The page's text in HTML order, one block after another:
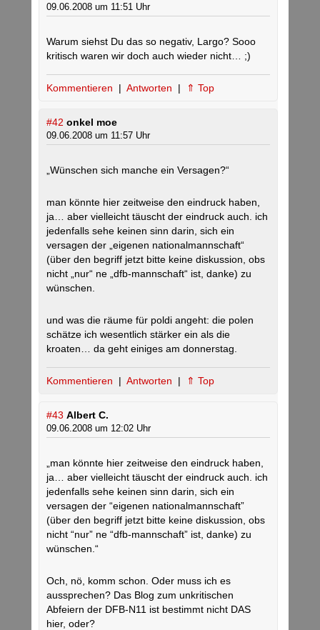
09.06.2008 um 11:51 Uhr
Warum siehst Du das so negativ, Largo? Sooo
kritisch waren wir doch auch wieder nicht… ;)
Kommentieren | Antworten | ⇑ Top
#42 onkel moe
09.06.2008 um 11:57 Uhr
„Wünschen sich manche ein Versagen?“
man könnte hier zeitweise den eindruck haben,
ja… aber vielleicht täuscht der eindruck auch. ich
jedenfalls sehe keinen sinn darin, sich ein
versagen der „eigenen nationalmannschaft“
(über den begriff jetzt bitte keine diskussion, obs
nicht „nur“ ne „dfb-mannschaft“ ist, danke) zu
wünschen.
und was die räume für poldi angeht: die polen
schätze ich wesentlich stärker ein als die
kroaten… da geht einiges am donnerstag.
Kommentieren | Antworten | ⇑ Top
#43 Albert C.
09.06.2008 um 12:02 Uhr
„man könnte hier zeitweise den eindruck haben,
ja… aber vielleicht täuscht der eindruck auch. ich
jedenfalls sehe keinen sinn darin, sich ein
versagen der “eigenen nationalmannschaft”
(über den begriff jetzt bitte keine diskussion, obs
nicht “nur” ne “dfb-mannschaft” ist, danke) zu
wünschen.“
Och, nö, komm schon. Oder muss ich es
aussprechen? Das Blog zum unkritischen
Abfeiern der DFB-N11 ist bestimmt nicht DAS
hier, oder?